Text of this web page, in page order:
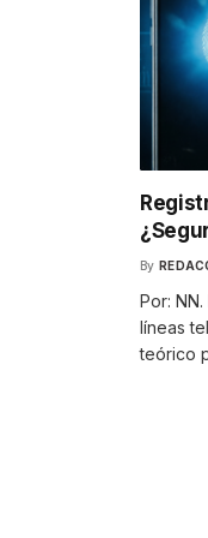
By
Por:
líneas
teórico